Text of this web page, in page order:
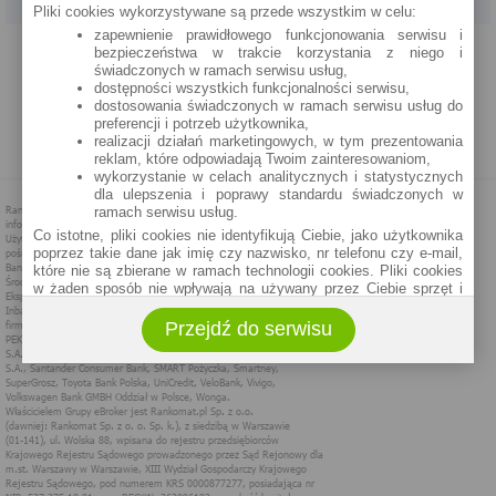
PROGRAM PARTNERSKI O NAS REKLAMA REGULAMIN
POLITYKA PRYWATNOŚCI POLITYKA COOKIES ZASADY PLASOWANIA
Pliki cookies wykorzystywane są przede wszystkim w celu:
zapewnienie prawidłowego funkcjonowania serwisu i
bezpieczeństwa w trakcie korzystania z niego i
świadczonych w ramach serwisu usług,
dostępności wszystkich funkcjonalności serwisu,
dostosowania świadczonych w ramach serwisu usług do
preferencji i potrzeb użytkownika,
realizacji działań marketingowych, w tym prezentowania
reklam, które odpowiadają Twoim zainteresowaniom,
wykorzystanie w celach analitycznych i statystycznych
dla ulepszenia i poprawy standardu świadczonych w
ramach serwisu usług.
Co istotne, pliki cookies nie identyfikują Ciebie, jako użytkownika
poprzez takie dane jak imię czy nazwisko, nr telefonu czy e-mail,
które nie są zbierane w ramach technologii cookies. Pliki cookies
w żaden sposób nie wpływają na używany przez Ciebie sprzęt i
Zakres wykorzystywania plików cookies możliwy jest do
określenia w ustawieniach przeglądarki każdego użytkownika. Bez
wprowadzenia zmian ustawień, informacje w plikach cookies mogą
być zapisywane w pamięci Twojego urządzenia.
Administratorem danych pozyskiwanych w technologii cookies jest
spółka Rankomat.pl Sp. z o.o. (dawniej: Rankomat Sp. z o. o. Sp.
k.) z siedzibą w Warszawie, ul. Wolska 88, 01 - 141 Warszawa.
Możesz jako użytkownik w każdym czasie skontaktować się z
administratorem pod adresem bok@ebroker.pl, jak również wyrazić
Przejdź do serwisu